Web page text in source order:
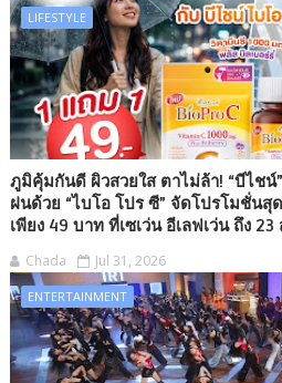
LIFESTYLE
ภูมิคุ้มกันดี ผิวสวยใส ตาไม่ล้า! “บีไชน์
ฝนด้วย “ไบโอ โปร ซี” จัดโปรโมชั่น
เพียง 49 บาท ที่เซเว่น อีเลฟเว่น ถึง 23
Chada Jul 31, 2026
ENTERTAINMENT